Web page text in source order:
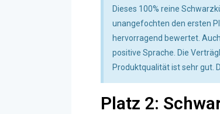
Dieses 100% reine
unangefochten den ersten
hervorragend bewertet.
positive Sprache. Die
Produktqualität ist sehr gut.
Platz 2: